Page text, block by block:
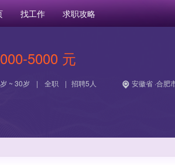
找工作 求职攻略
5000 元
~ 30岁 | 全职 | 招聘5人 安徽省 ·合肥